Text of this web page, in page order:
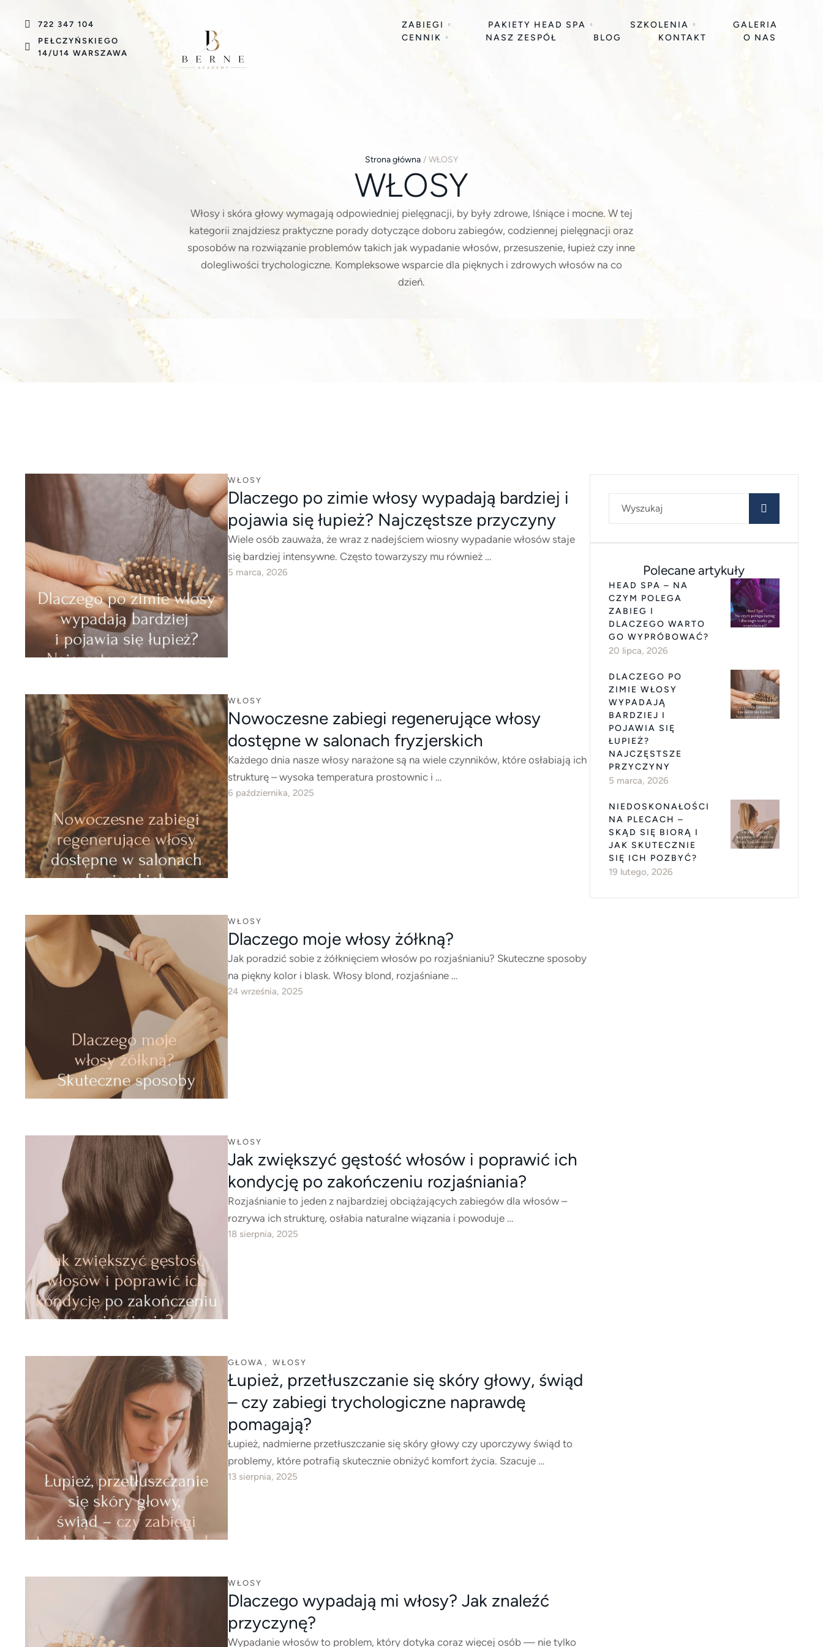
722 347 104
PEŁCZYŃSKIEGO
14/U14 WARSZAWA
ZABIEGI PAKIETY HEAD SPA SZKOLENIA
GALERIA
CENNIK
NASZ ZESPÓŁ BLOG KONTAKT O NAS
Strona główna / WŁOSY
WŁOSY
Włosy i skóra głowy wymagają odpowiedniej pielęgnacji, by były zdrowe, lśniące i mocne. W tej
kategorii znajdziesz praktyczne porady dotyczące doboru zabiegów, codziennej pielęgnacji oraz
sposobów na rozwiązanie problemów takich jak wypadanie włosów, przesuszenie, łupież czy inne
dolegliwości trychologiczne. Kompleksowe wsparcie dla pięknych i zdrowych włosów na co
dzień.
WŁOSY
Dlaczego po zimie włosy wypadają bardziej i
pojawia się łupież? Najczęstsze przyczyny
Wiele osób zauważa, że wraz z nadejściem wiosny wypadanie włosów staje
się bardziej intensywne. Często towarzyszy mu również …
5 marca, 2026
WŁOSY
Nowoczesne zabiegi regenerujące włosy
dostępne w salonach fryzjerskich
Każdego dnia nasze włosy narażone są na wiele czynników, które osłabiają ich
strukturę – wysoka temperatura prostownic i …
6 października, 2025
WŁOSY
Dlaczego moje włosy żółkną?
Jak poradzić sobie z żółknięciem włosów po rozjaśnianiu? Skuteczne sposoby
na piękny kolor i blask. Włosy blond, rozjaśniane …
24 września, 2025
WŁOSY
Jak zwiększyć gęstość włosów i poprawić ich
kondycję po zakończeniu rozjaśniania?
Rozjaśnianie to jeden z najbardziej obciążających zabiegów dla włosów –
rozrywa ich strukturę, osłabia naturalne wiązania i powoduje …
18 sierpnia, 2025
GŁOWA , WŁOSY
Łupież, przetłuszczanie się skóry głowy, świąd
– czy zabiegi trychologiczne naprawdę
pomagają?
Łupież, nadmierne przetłuszczanie się skóry głowy czy uporczywy świąd to
problemy, które potrafią skutecznie obniżyć komfort życia. Szacuje …
13 sierpnia, 2025
WŁOSY
Dlaczego wypadają mi włosy? Jak znaleźć
przyczynę?
Wypadanie włosów to problem, który dotyka coraz więcej osób — nie tylko
Polecane artykuły
HEAD SPA – NA
CZYM POLEGA
ZABIEG I
DLACZEGO WARTO
GO WYPRÓBOWAĆ?
20 lipca, 2026
DLACZEGO PO
ZIMIE WŁOSY
WYPADAJĄ
BARDZIEJ I
POJAWIA SIĘ
ŁUPIEŻ?
NAJCZĘSTSZE
PRZYCZYNY
5 marca, 2026
NIEDOSKONAŁOŚCI
NA PLECACH –
SKĄD SIĘ BIORĄ I
JAK SKUTECZNIE
SIĘ ICH POZBYĆ?
19 lutego, 2026